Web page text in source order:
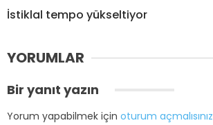
İstiklal tempo yükseltiyor
YORUMLAR
Bir yanıt yazın
Yorum yapabilmek için oturum açmalısınız